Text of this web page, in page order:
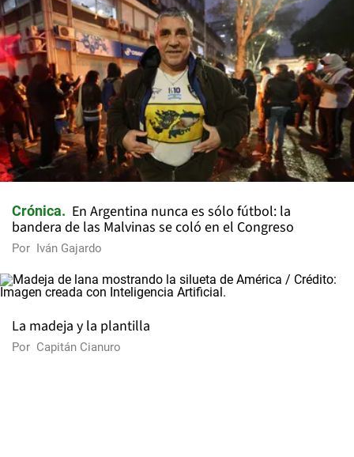
Crónica
En Argentina nunca es sólo fútbol: la
bandera de las Malvinas se coló en el Congreso
Por Iván Gajardo
La madeja y la plantilla
Por Capitán Cianuro